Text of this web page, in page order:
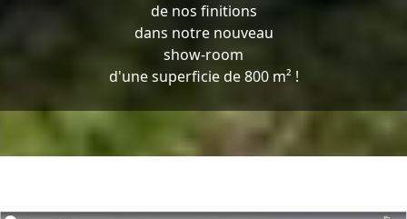
de nos finitions
dans notre nouveau
show-room
d'une superficie de 800 m² !